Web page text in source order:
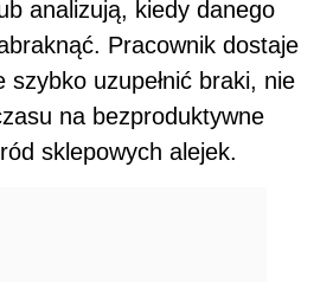
analizują, kiedy danego
Pracownik dostaje
szybko uzupełnić braki, nie
na bezproduktywne
sklepowych alejek.